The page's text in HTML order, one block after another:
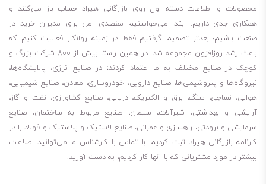
به حداقل رساندن حرارت
تمیز نگه داشتن موتور
حفظ کارایی و طول عمر موتور
کاهش تعمیرات پرهزینه
حفظ ویسکوزیته
25% محافظت بیشتر در برابر رسوبات
برای کسانی که می‌پرسند روغن والوالین Valvoline ADVANCED 20W-50
چند لیتر است، باید بگویم مظروف 4.7 لیتری این روغن موجود است. لطفا
محصولات و اطلاعات دسته اول روی بازرگانی هیراد حساب باز می‌کنند و
همکاری جدی داریم. ابتدا می‌خواستیم مقصدی امن برای مدیران خرید در
صنعت باشیم؛ بعدتر تصمیم گرفتیم فقط در زمینه روانکار فعالیت کنیم که
باعث رشد روزافزون مجموعه شد. در همین راستا بیش از 800 شرکت بزرگ و
کوچک در صنایع مختلف به ما اعتماد کردند؛ در صنایع انرژی، پالایشگاه‌ها،
نیروگاه‌ها و پتروشیمی‌ها، صنایع دارویی، خودروسازی، معادن، صنایع شیمیایی،
هوایی، نساجی، سنگ، برق و الکتریک، دریایی، صنایع کشاورزی، نفت و گاز،
آرایشی و بهداشتی، شیرآلات، سیمان، صنایع مربوط به ساختمان، صنایع
سرمایشی و برودتی، راهسازی و عمرانی، صنایع لاستیک و پلاستیک و فولاد را در
کارنامه بازرگانی هیراد ثبت کردیم. با تماس با کارشناس ما می‌توانید اطلاعات
بیشتر در مورد مشتریانی که با آنها کار کردیم، به دست آورید.